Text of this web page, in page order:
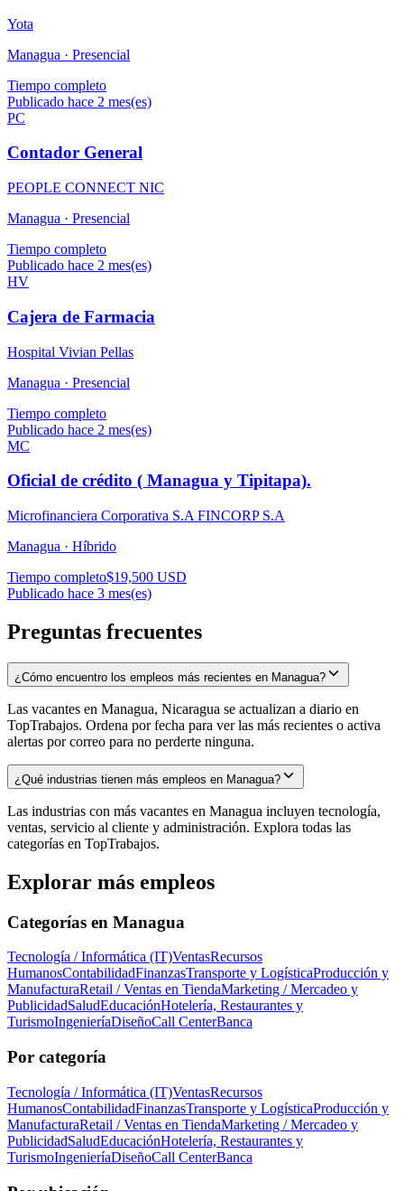
Yota
Managua · Presencial
Tiempo completo
Publicado hace 2 mes(es)
PC
Contador General
PEOPLE CONNECT NIC
Managua · Presencial
Tiempo completo
Publicado hace 2 mes(es)
HV
Cajera de Farmacia
Hospital Vivian Pellas
Managua · Presencial
Tiempo completo
Publicado hace 2 mes(es)
MC
Oficial de crédito ( Managua y Tipitapa).
Microfinanciera Corporativa S.A FINCORP S.A
Managua · Híbrido
Tiempo completo$19,500 USD
Publicado hace 3 mes(es)
Preguntas frecuentes
¿Cómo encuentro los empleos más recientes en Managua?
Las vacantes en Managua, Nicaragua se actualizan a diario en
TopTrabajos. Ordena por fecha para ver las más recientes o activa
alertas por correo para no perderte ninguna.
¿Qué industrias tienen más empleos en Managua?
Las industrias con más vacantes en Managua incluyen tecnología,
ventas, servicio al cliente y administración. Explora todas las
categorías en TopTrabajos.
Explorar más empleos
Categorías en Managua
Tecnología / Informática (IT)VentasRecursos
HumanosContabilidadFinanzasTransporte y LogísticaProducción y
ManufacturaRetail / Ventas en TiendaMarketing / Mercadeo y
PublicidadSaludEducaciónHotelería, Restaurantes y
TurismoIngenieríaDiseñoCall CenterBanca
Por categoría
Tecnología / Informática (IT)VentasRecursos
HumanosContabilidadFinanzasTransporte y LogísticaProducción y
ManufacturaRetail / Ventas en TiendaMarketing / Mercadeo y
PublicidadSaludEducaciónHotelería, Restaurantes y
TurismoIngenieríaDiseñoCall CenterBanca